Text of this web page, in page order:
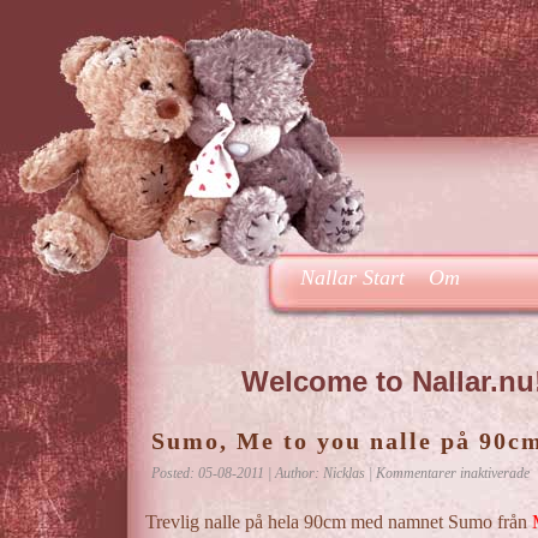
Nallar Start Om
Welcome to
Sumo, Me to you nalle på
Posted: 05-08-2011 | Author: Nicklas | Kommentarer inaktiveradeför
Me
to
Trevlig nalle på hela 90cm med namnet Sumo från